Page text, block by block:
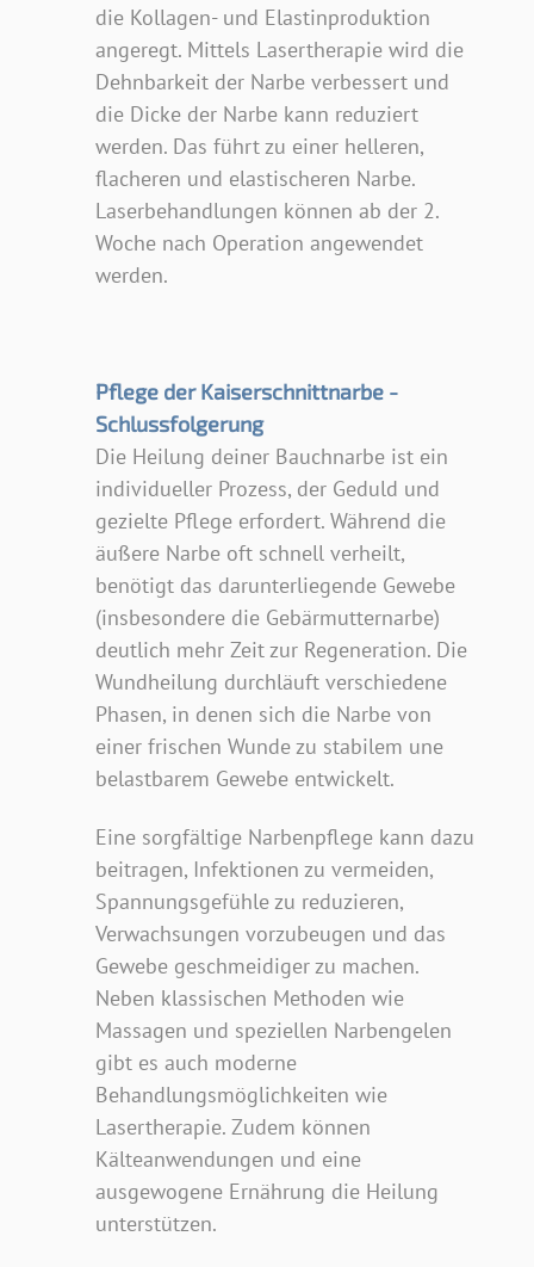
die Kollagen- und Elastinproduktion
angeregt. Mittels Lasertherapie wird die
Dehnbarkeit der Narbe verbessert und
die Dicke der Narbe kann reduziert
werden. Das führt zu einer helleren,
flacheren und elastischeren Narbe.
Laserbehandlungen können ab der 2.
Woche nach Operation angewendet
werden.
Pflege der Kaiserschnittnarbe -
Schlussfolgerung
Die Heilung deiner Bauchnarbe ist ein
individueller Prozess, der Geduld und
gezielte Pflege erfordert. Während die
äußere Narbe oft schnell verheilt,
benötigt das darunterliegende Gewebe
(insbesondere die Gebärmutternarbe)
deutlich mehr Zeit zur Regeneration. Die
Wundheilung durchläuft verschiedene
Phasen, in denen sich die Narbe von
einer frischen Wunde zu stabilem une
belastbarem Gewebe entwickelt.
Eine sorgfältige Narbenpflege kann dazu
beitragen, Infektionen zu vermeiden,
Spannungsgefühle zu reduzieren,
Verwachsungen vorzubeugen und das
Gewebe geschmeidiger zu machen.
Neben klassischen Methoden wie
Massagen und speziellen Narbengelen
gibt es auch moderne
Behandlungsmöglichkeiten wie
Lasertherapie. Zudem können
Kälteanwendungen und eine
ausgewogene Ernährung die Heilung
unterstützen.